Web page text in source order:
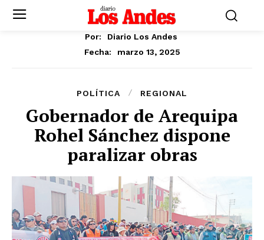
Por:
Diario Los Andes
Fecha:
marzo 13, 2025
POLÍTICA REGIONAL
Gobernador de Arequipa
Rohel Sánchez dispone
paralizar obras